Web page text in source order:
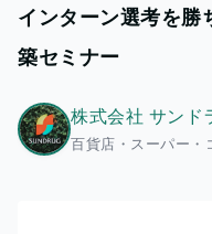
インターン選考を勝
築セミナー
株式会社 サンド
百貨店・スーパー・